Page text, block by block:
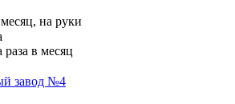
на руки
в месяц
завод №4